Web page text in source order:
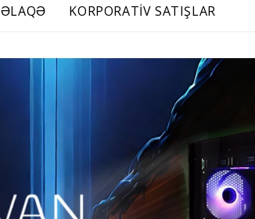
ƏLAQƏ KORPORATIV SATIŞLAR